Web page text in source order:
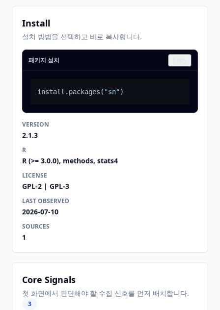
Install
설치 방법을 선택하고 바로 복사합니다.
패키지 설치
install.packages ( "sn")
VERSION
2.1.3
R
R (>= 3.0.0), methods, stats4
LICENSE
GPL-2 | GPL-3
LAST OBSERVED
2026-07-10
SOURCES
1
Core Signals
첫 화면에서 판단해야 할 수집 신호를 먼저 배치합니다.
3